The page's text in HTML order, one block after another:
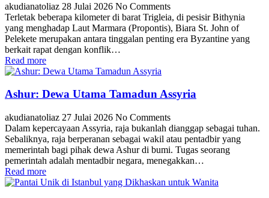
akudianatoliaz 28 Julai 2026 No Comments
Terletak beberapa kilometer di barat Trigleia, di pesisir Bithynia
yang menghadap Laut Marmara (Propontis), Biara St. John of
Pelekete merupakan antara tinggalan penting era Byzantine yang
berkait rapat dengan konflik…
Read more
Ashur: Dewa Utama Tamadun Assyria
akudianatoliaz 27 Julai 2026 No Comments
Dalam kepercayaan Assyria, raja bukanlah dianggap sebagai tuhan.
Sebaliknya, raja berperanan sebagai wakil atau pentadbir yang
memerintah bagi pihak dewa Ashur di bumi. Tugas seorang
pemerintah adalah mentadbir negara, menegakkan…
Read more